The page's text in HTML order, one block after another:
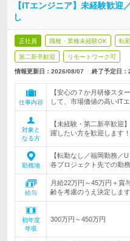
【ITエンジニア】未経験歓迎
し
正社員 職種・業種未経験OK 転
第二新卒歓迎 リモートワーク可
情報更新日：2026/08/07 終了予定日：
仕事内容
【安心の７か月研修スタ
して、市場価値の高いIT
対象と
なる方
【未経験・第二新卒歓迎
躍したい方を歓迎します！
勤務地
【転勤なし／福岡勤務／
各プロジェクト先での勤
給与
月給22万円～45万円＋賞
齢を考慮のうえ決定しま
初年度
年収
300万円～450万円